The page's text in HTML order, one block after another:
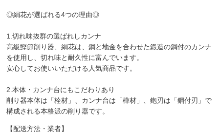
◎絹花が選ばれる4つの理由◎
1.切れ味抜群の選ばれしカンナ
高級鰹節削り器、絹花は、鋼と地金を合わせた鍛造の鋼付のカンナ
を使用し、切れ味と耐久性に富んでいます。
安心してお使いいただける人気商品です。
2.本体・カンナ台にもこだわりあり
削り器本体は「栓材」、カンナ台は「樺材」、鉋刃は「鋼付刃」で
構成される本格派の削り器です。
【配送方法・業者】